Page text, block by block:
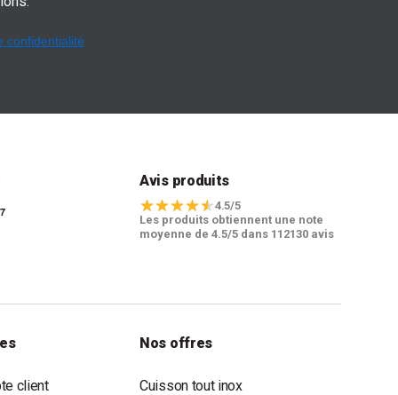
confidentialité
Avis produits
4.5/5
Les produits obtiennent une note
moyenne de 4.5/5 dans 112130 avis
client
Nos offres
Cuisson tout inox